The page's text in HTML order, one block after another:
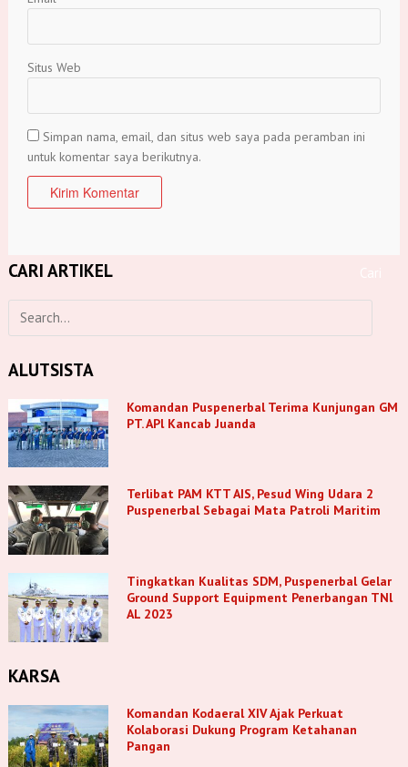
Situs Web
Simpan nama, email, dan situs web saya pada peramban ini
untuk komentar saya berikutnya.
CARI ARTIKEL
ALUTSISTA
Komandan Puspenerbal Terima Kunjungan GM
PT. APl Kancab Juanda
Terlibat PAM KTT AIS, Pesud Wing Udara 2
Puspenerbal Sebagai Mata Patroli Maritim
Tingkatkan Kualitas SDM, Puspenerbal Gelar
Ground Support Equipment Penerbangan TNl
AL 2023
KARSA
Komandan Kodaeral XIV Ajak Perkuat
Kolaborasi Dukung Program Ketahanan
Pangan